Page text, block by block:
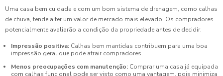
Uma casa bem cuidada e com um bom sistema de drenagem, como calhas
de chuva, tende a ter um valor de mercado mais elevado. Os compradores
potencialmente avaliarão a condição da propriedade antes de decidir.
Impressão positiva: Calhas bem mantidas contribuem para uma boa
impressão geral que pode atrair compradores.
Menos preocupações com manutenção: Comprar uma casa já equipada
com calhas funcional pode ser visto como uma vantagem, pois minimiza